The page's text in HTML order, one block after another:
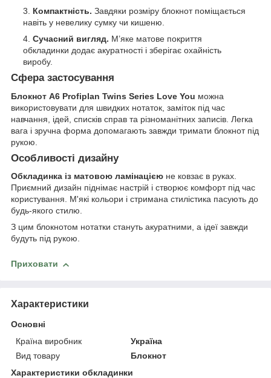
Компактність. Завдяки розміру блокнот поміщається
навіть у невелику сумку чи кишеню.
Сучасний вигляд. М’яке матове покриття
обкладинки додає акуратності і зберігає охайність
виробу.
Сфера застосування
Блокнот A6 Profiplan Twins Series Love You можна
використовувати для швидких нотаток, заміток під час
навчання, ідей, списків справ та різноманітних записів. Легка
вага і зручна форма допомагають завжди тримати блокнот під
рукою.
Особливості дизайну
Обкладинка із матовою ламінацією не ковзає в руках.
Приємний дизайн піднімає настрій і створює комфорт під час
користування. М'які кольори і стримана стилістика пасують до
будь-якого стилю.
З цим блокнотом нотатки стануть акуратними, а ідеї завжди
будуть під рукою.
Приховати
Характеристики
Основні
Країна виробник
Україна
Вид товару
Блокнот
Характеристики обкладинки